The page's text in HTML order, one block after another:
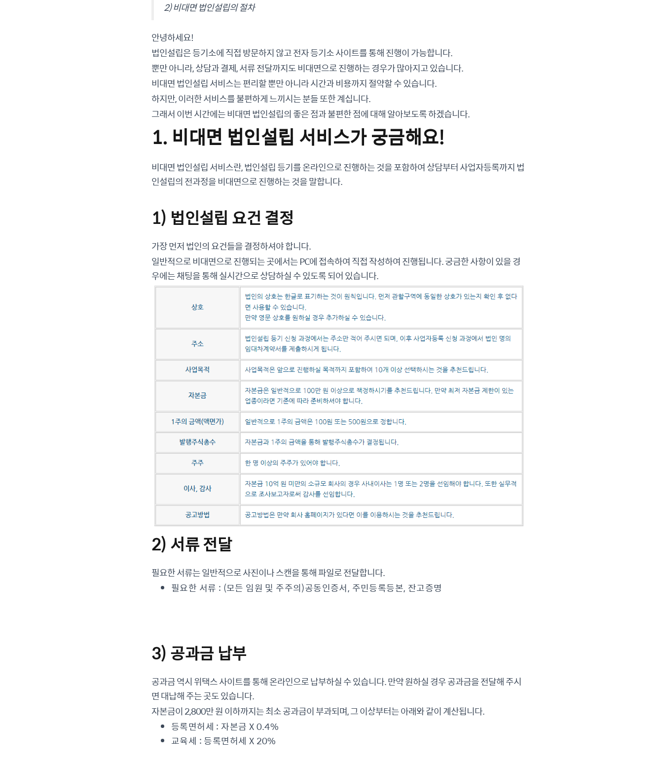
2) 비대면 법인설립의 절차
안녕하세요!
법인설립은 등기소에 직접 방문하지 않고 전자 등기소 사이트를 통해 진행이 가능합니다.
뿐만 아니라, 상담과 결제, 서류 전달까지도 비대면으로 진행하는 경우가 많아지고 있습니다.
비대면 법인설립 서비스는 편리할 뿐만 아니라 시간과 비용까지 절약할 수 있습니다.
하지만, 이러한 서비스를 불편하게 느끼시는 분들 또한 계십니다.
그래서 이번 시간에는 비대면 법인설립의 좋은 점과 불편한 점에 대해 알아보도록 하겠습니다.
1. 비대면 법인설립 서비스가 궁금해요!
비대면 법인설립 서비스란, 법인설립 등기를 온라인으로 진행하는 것을 포함하여 상담부터 사업자등록까지 법
인설립의 전과정을 비대면으로 진행하는 것을 말합니다.
1) 법인설립 요건 결정
가장 먼저 법인의 요건들을 결정하셔야 합니다.
일반적으로 비대면으로 진행되는 곳에서는 PC에 접속하여 직접 작성하여 진행됩니다. 궁금한 사항이 있을 경
우에는 채팅을 통해 실시간으로 상담하실 수 있도록 되어 있습니다.
2) 서류 전달
필요한 서류는 일반적으로 사진이나 스캔을 통해 파일로 전달합니다.
필요한 서류 : (모든 임원 및 주주의)공동인증서, 주민등록등본, 잔고증명
3) 공과금 납부
공과금 역시 위택스 사이트를 통해 온라인으로 납부하실 수 있습니다. 만약 원하실 경우 공과금을 전달해 주시
면 대납해 주는 곳도 있습니다.
자본금이 2,800만 원 이하까지는 최소 공과금이 부과되며, 그 이상부터는 아래와 같이 계산됩니다.
등록면허세 : 자본금 X 0.4%
교육세 : 등록면허세 X 20%